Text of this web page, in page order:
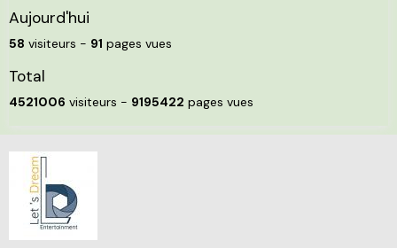
Aujourd'hui
58 visiteurs - 91 pages vues
Total
4521006 visiteurs - 9195422 pages vues